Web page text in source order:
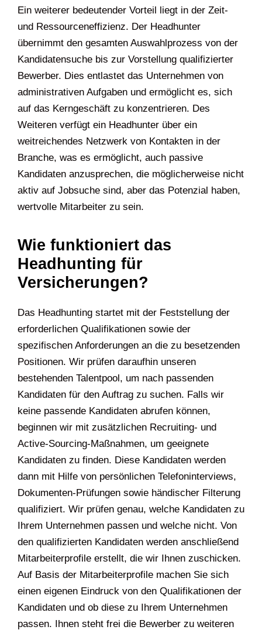
Ein weiterer bedeutender Vorteil liegt in der Zeit-
und Ressourceneffizienz. Der Headhunter
übernimmt den gesamten Auswahlprozess von der
Kandidatensuche bis zur Vorstellung qualifizierter
Bewerber. Dies entlastet das Unternehmen von
administrativen Aufgaben und ermöglicht es, sich
auf das Kerngeschäft zu konzentrieren. Des
Weiteren verfügt ein Headhunter über ein
weitreichendes Netzwerk von Kontakten in der
Branche, was es ermöglicht, auch passive
Kandidaten anzusprechen, die möglicherweise nicht
aktiv auf Jobsuche sind, aber das Potenzial haben,
wertvolle Mitarbeiter zu sein.
Wie funktioniert das
Headhunting für
Versicherungen?
Das Headhunting startet mit der Feststellung der
erforderlichen Qualifikationen sowie der
spezifischen Anforderungen an die zu besetzenden
Positionen. Wir prüfen daraufhin unseren
bestehenden Talentpool, um nach passenden
Kandidaten für den Auftrag zu suchen. Falls wir
keine passende Kandidaten abrufen können,
beginnen wir mit zusätzlichen Recruiting- und
Active-Sourcing-Maßnahmen, um geeignete
Kandidaten zu finden. Diese Kandidaten werden
dann mit Hilfe von persönlichen Telefoninterviews,
Dokumenten-Prüfungen sowie händischer Filterung
qualifiziert. Wir prüfen genau, welche Kandidaten zu
Ihrem Unternehmen passen und welche nicht. Von
den qualifizierten Kandidaten werden anschließend
Mitarbeiterprofile erstellt, die wir Ihnen zuschicken.
Auf Basis der Mitarbeiterprofile machen Sie sich
einen eigenen Eindruck von den Qualifikationen der
Kandidaten und ob diese zu Ihrem Unternehmen
passen. Ihnen steht frei die Bewerber zu weiteren